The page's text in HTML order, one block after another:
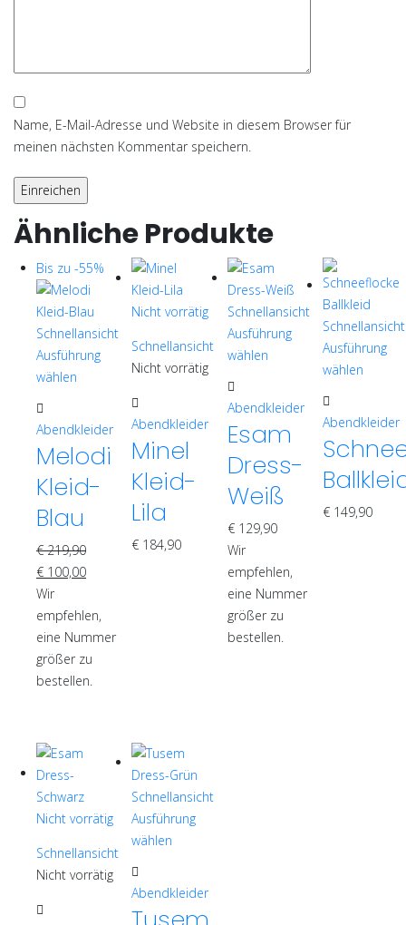
Name, E-Mail-Adresse und Website in diesem Browser für
meinen nächsten Kommentar speichern.
Ähnliche Produkte
Bis zu -55%
Schnellansicht
Ausführung
wählen
mehrere
Varianten
auf.
Die
Optionen
können
auf
der
Produktseite
gewählt
werden
Abendkleider
Melodi
Kleid-
Blau
€219,90
€ 100,00
Wir
empfehlen,
eine Nummer
größer zu
bestellen.
Nicht vorrätig
Schnellansicht
Nicht vorrätig
Dieses
Produkt
weist
Varianten
auf.
Optionen
Abendkleider
Minel
Kleid-
Lila
€ 184,90
Schnellansicht
Ausführung
wählen
mehrere
Varianten
auf.
Die
Optionen
können
auf
der
Produktseite
gewählt
Abendkleider
Esam
Dress-
Weiß
€129,90
Wir
empfehlen,
eine Nummer
größer zu
bestellen.
Schnellansicht
Ausführung
wählen
mehrere
Varianten
Die
Abendkleider
€ 149,90
Nicht vorrätig
Schnellansicht
Nicht vorrätig
Dieses
Schnellansicht
Ausführung
wählen
Abendkleider